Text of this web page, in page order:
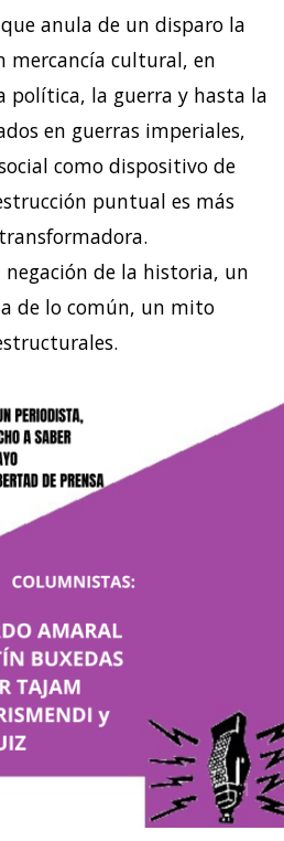
anula de un disparo la
mercancía cultural, en
política, la guerra y hasta la
en guerras imperiales,
como dispositivo de
puntual es más
de la historia, un
de lo común, un mito